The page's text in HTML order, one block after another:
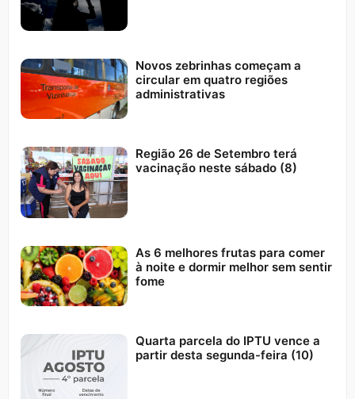
Novos zebrinhas começam a
circular em quatro regiões
administrativas
Região 26 de Setembro terá
vacinação neste sábado (8)
As 6 melhores frutas para comer
à noite e dormir melhor sem sentir
fome
Quarta parcela do IPTU vence a
partir desta segunda-feira (10)